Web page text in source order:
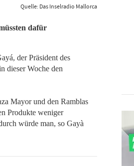
Quelle: Das Inselradio Mallorca
dafür
der Präsident des
dieser Woche den
Mayor und den Ramblas
Produkte weniger
würde man, so Gayà